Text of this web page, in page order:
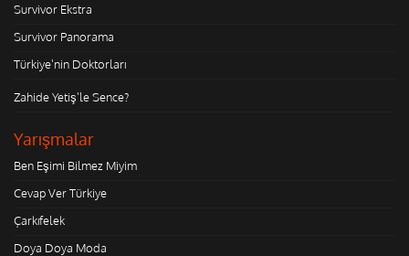
Survivor Ekstra
Survivor Panorama
Türkiye'nin Doktorları
Zahide Yetiş'le Sence?
Yarışmalar
Ben Eşimi Bilmez Miyim
Cevap Ver Türkiye
Çarkıfelek
Doya Doya Moda